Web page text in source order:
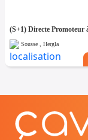
Sousse , Hergla